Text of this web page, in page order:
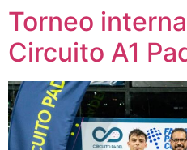
Torneo
Circuito A1